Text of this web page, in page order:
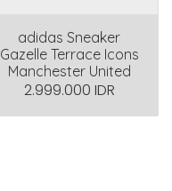
adidas Sneaker
Gazelle Terrace Icons
Manchester United
2.999.000 IDR